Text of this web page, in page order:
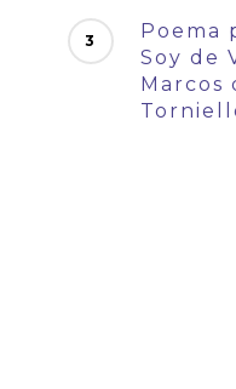
Poema
Soy de
Marcos